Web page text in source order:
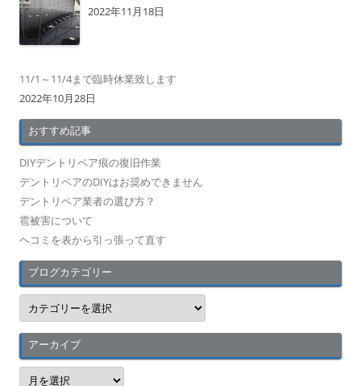
2022年11月18日
11/1～11/4まで臨時休業致します
2022年10月28日
おすすめ記事
DIYデントリペア痕の復旧作業
デントリペアのDIYはお奨めできません
デントリペア業者の選び方？
雹被害について
ヘコミを表から引っ張って直す
ブログカテゴリー
ブ
ロ
グ
カ
テ
ゴ
リ
アーカイブ
ア
ー